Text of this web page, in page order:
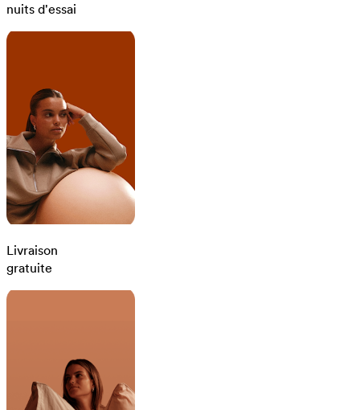
nuits d'essai
Livraison
gratuite